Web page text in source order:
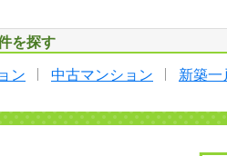
を探す
ン 中古マンション 新築一